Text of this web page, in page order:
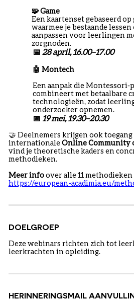
🧩Game
Een kaartenset gebaseerd
waarmee je bestaande
aanpassen voor leerlingen
zorgnoden.
📅 28 april, 16.00–17.00
🤖 Montech
Een aanpak die
combineert met betaalbare
technologieën, zodat
onderzoeker opnemen.
📅 19 mei, 19.30–20.30
🤝 Deelnemers krijgen ook toegang
internationaleOnline Community
vind je theoretische kaders en
methodieken.
Meer infoover alle 11
https://european-acadimia.eu/
DOELGROEP
Deze webinars richten zich tot
leerkrachten in opleiding.
HERINNERINGSMAIL